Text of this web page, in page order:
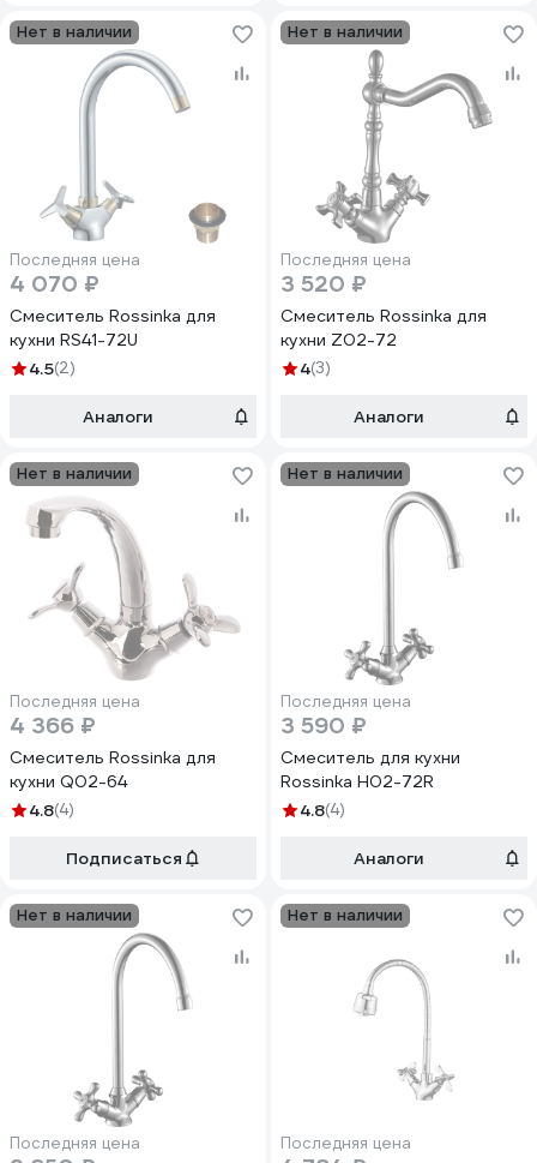
Нет в наличии
Последняя цена
4 070 ₽
Смеситель Rossinka для
кухни RS41-72U
4.5(2)
Аналоги
Нет в наличии
Последняя цена
3 520 ₽
Смеситель Rossinka для
кухни Z02-72
4(3)
Аналоги
Нет в наличии
Последняя цена
4 366 ₽
Смеситель Rossinka для
кухни Q02-64
4.8(4)
Подписаться
Нет в наличии
Последняя цена
3 590 ₽
Смеситель для кухни
Rossinka H02-72R
4.8(4)
Аналоги
Нет в наличии
Последняя цена
Нет в наличии
Последняя цена